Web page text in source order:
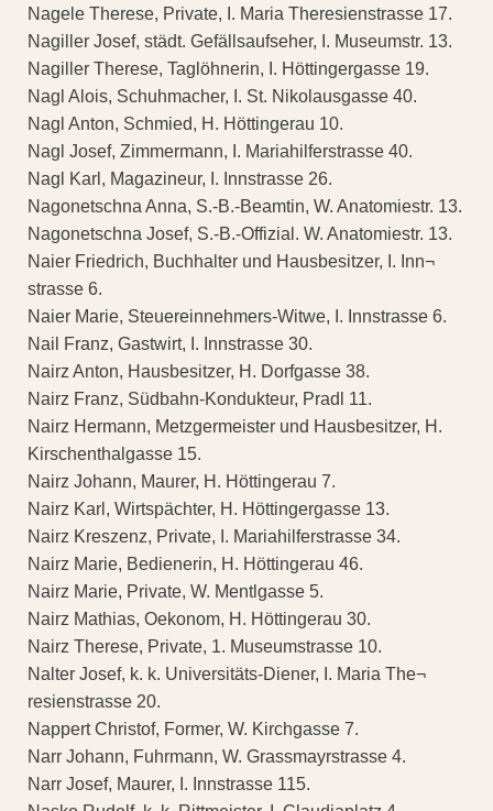
Nagele Therese, Private, I. Maria Theresienstrasse 17.
Nagiller Josef, städt. Gefällsaufseher, I. Museumstr. 13.
Nagiller Therese, Taglöhnerin, I. Höttingergasse 19.
Nagl Alois, Schuhmacher, I. St. Nikolausgasse 40.
Nagl Anton, Schmied, H. Höttingerau 10.
Nagl Josef, Zimmermann, I. Mariahilferstrasse 40.
Nagl Karl, Magazineur, I. Innstrasse 26.
Nagonetschna Anna, S.-B.-Beamtin, W. Anatomiestr. 13.
Nagonetschna Josef, S.-B.-Offizial. W. Anatomiestr. 13.
Naier Friedrich, Buchhalter und Hausbesitzer, I. Inn¬
strasse 6.
Naier Marie, Steuereinnehmers-Witwe, I. Innstrasse 6.
Nail Franz, Gastwirt, I. Innstrasse 30.
Nairz Anton, Hausbesitzer, H. Dorfgasse 38.
Nairz Franz, Südbahn-Kondukteur, Pradl 11.
Nairz Hermann, Metzgermeister und Hausbesitzer, H.
Kirschenthalgasse 15.
Nairz Johann, Maurer, H. Höttingerau 7.
Nairz Karl, Wirtspächter, H. Höttingergasse 13.
Nairz Kreszenz, Private, I. Mariahilferstrasse 34.
Nairz Marie, Bedienerin, H. Höttingerau 46.
Nairz Marie, Private, W. Mentlgasse 5.
Nairz Mathias, Oekonom, H. Höttingerau 30.
Nairz Therese, Private, 1. Museumstrasse 10.
Nalter Josef, k. k. Universitäts-Diener, I. Maria The¬
resienstrasse 20.
Nappert Christof, Former, W. Kirchgasse 7.
Narr Johann, Fuhrmann, W. Grassmayrstrasse 4.
Narr Josef, Maurer, I. Innstrasse 115.